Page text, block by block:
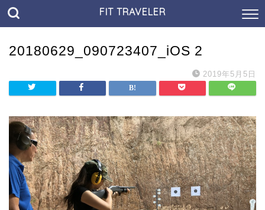
FIT TRAVELER
20180629_090723407_iOS 2
2019年5月5日